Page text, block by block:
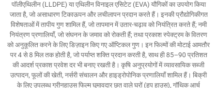
पॉलीएथिलीन (LLDPE) या एथिलीन विनाइल एसिटेट (EVA) यौगिकों का उपयोग किया
जाता है, जो असाधारण टिकाऊपन और लचीलापन प्रदान करते हैं। इनकी प्रौद्योगिकीगत
विशेषताओं में तापीय गुण शामिल हैं, जो तापमान में उतार-चढ़ाव को नियंत्रित करते हैं; नमी
नियंत्रण प्रणालियाँ, जो संघनन के जमाव को रोकती हैं; तथा प्रकाश स्पेक्ट्रम के वितरण
को अनुकूलित करने के लिए डिज़ाइन किए गए ऑप्टिकल गुण। इन फिल्मों की मोटाई आमतौर
पर 4 से 8 मिल तक होती है, जो पर्याप्त शक्ति प्रदान करती है, साथ ही 85–90 प्रतिशत
की आदर्श प्रकाश प्रवेश दर भी बनाए रखती है। कृषि अनुप्रयोगों में व्यावसायिक सब्जी
उत्पादन, फूलों की खेती, नर्सरी संचालन और हाइड्रोपोनिक प्रणालियाँ शामिल हैं। बिक्री
के लिए उपलब्ध ग्रीनहाउस फिल्म घुमावदार छत वाले घरों (हूप हाउस), गॉथिक आर्च